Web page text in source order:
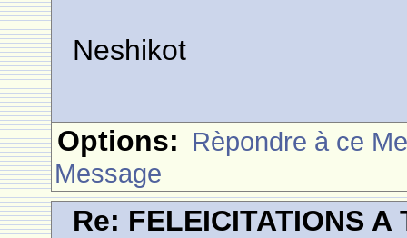
Neshikot
Options: Rèpondre à ce
Message
Re: FELEICITATIONS A